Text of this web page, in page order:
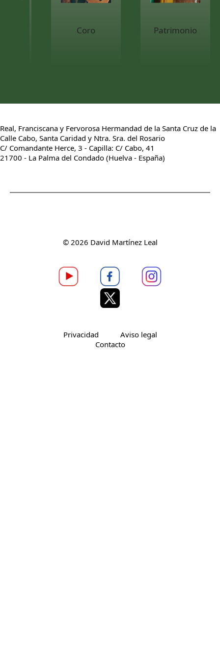
Coro Patrimonio
Real, Franciscana y Fervorosa Hermandad de la Santa Cruz de la
Calle Cabo, Santa Caridad y Ntra. Sra. del Rosario
C/ Comandante Herce, 3 - Capilla: C/ Cabo, 41
21700 - La Palma del Condado (Huelva - España)
© 2026 David Martínez Leal
Privacidad
Aviso legal
Contacto